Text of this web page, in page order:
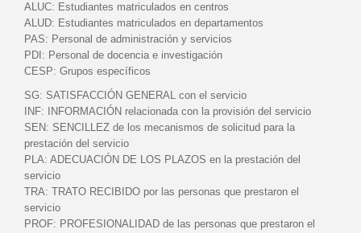
ALUC: Estudiantes matriculados en centros
ALUD: Estudiantes matriculados en departamentos
PAS: Personal de administración y servicios
PDI: Personal de docencia e investigación
CESP: Grupos específicos
SG: SATISFACCIÓN GENERAL con el servicio
INF:
INFORMACIÓN relacionada con la provisión del servicio
SEN: SENCILLEZ de los mecanismos de solicitud para la
prestación del servicio
PLA: ADECUACIÓN DE LOS PLAZOS en la prestación del
servicio
TRA: TRATO RECIBIDO por las personas que prestaron el
servicio
PROF: PROFESIONALIDAD de las personas que prestaron el